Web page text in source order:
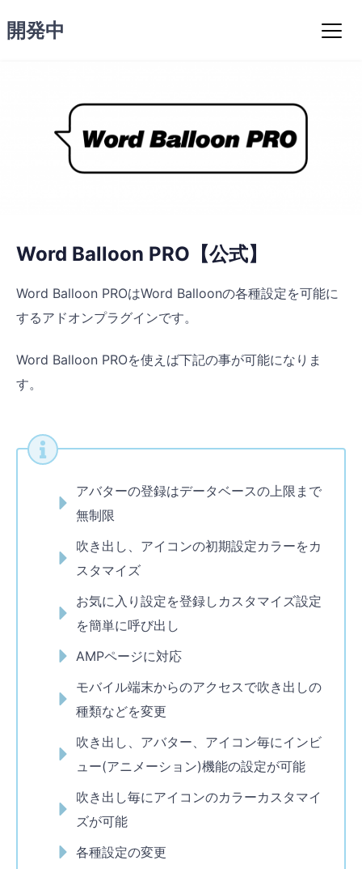
ン開発中
Word Balloon PRO【公式】
Word Balloon PROはWord Balloonの各種設定を可能に
するアドオンプラグインです。
Word Balloon PROを使えば下記の事が可能になりま
す。
アバターの登録はデータベースの上限まで
無制限
吹き出し、アイコンの初期設定カラーをカ
スタマイズ
お気に入り設定を登録しカスタマイズ設定
を簡単に呼び出し
AMPページに対応
モバイル端末からのアクセスで吹き出しの
種類などを変更
吹き出し、アバター、アイコン毎にインビ
ュー(アニメーション)機能の設定が可能
吹き出し毎にアイコンのカラーカスタマイ
ズが可能
各種設定の変更